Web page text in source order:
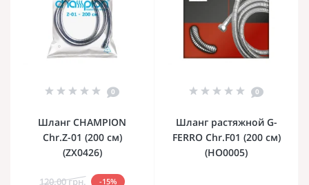
0
Шланг CHAMPION
Chr.Z-01 (200 см)
(ZX0426)
120.00 грн. -15%
0
Шланг растяжной G-
FERRO Chr.F01 (200 см)
(HO0005)